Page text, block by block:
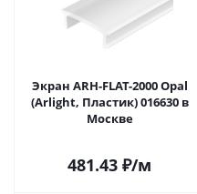
Экран ARH-FLAT-2000 Opal
(Arlight, Пластик) 016630 в
Москве
481.43 ₽/м